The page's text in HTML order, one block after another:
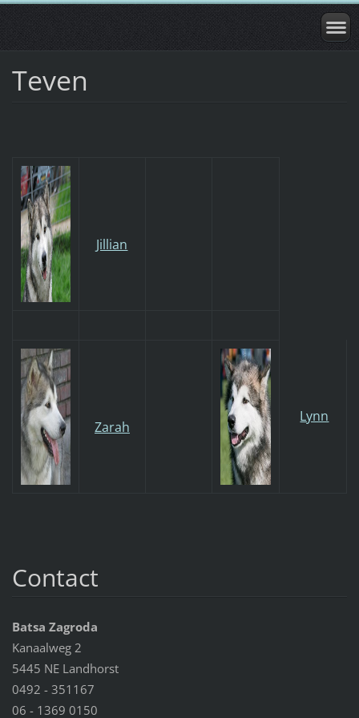
Teven
Jillian
Zarah
Lynn
Contact
Batsa Zagroda
Kanaalweg 2
5445 NE Landhorst
0492 - 351167
06 - 1369 0150